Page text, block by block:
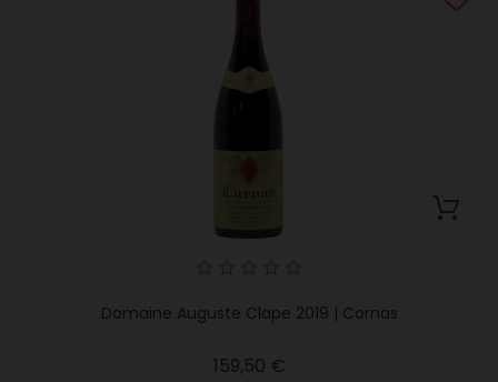
Domaine Auguste Clape 2019 | Cornas
159,50 €